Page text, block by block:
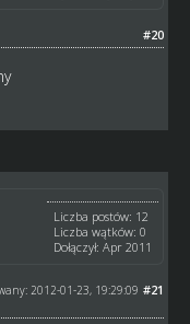
#20
Liczba postów: 12
Liczba wątków: 0
Dołączył: Apr 2011
#21
2012-01-23, 19:29:09